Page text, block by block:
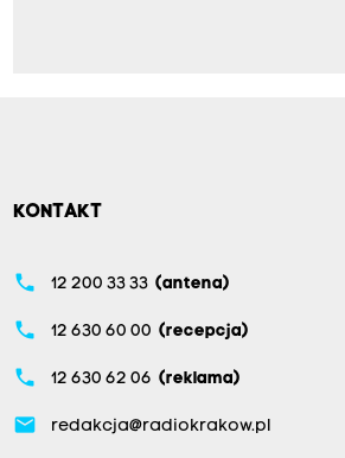
KONTAKT
phone 12 200 33 33 (antena)
phone 12 630 60 00 (recepcja)
phone 12 630 62 06 (reklama)
email redakcja@radiokrakow.pl